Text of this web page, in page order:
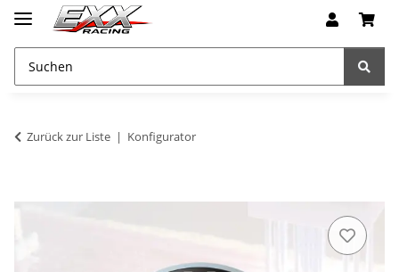
Zurück zur Liste Konfigurator